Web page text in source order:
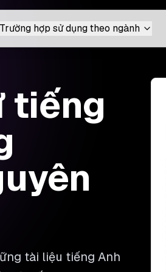
hợp sử dụng theo ngành
tiếng
tài liệu tiếng Anh